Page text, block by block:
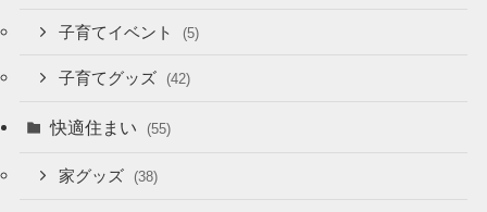
子育てイベント (5)
子育てグッズ (42)
快適住まい (55)
家グッズ (38)